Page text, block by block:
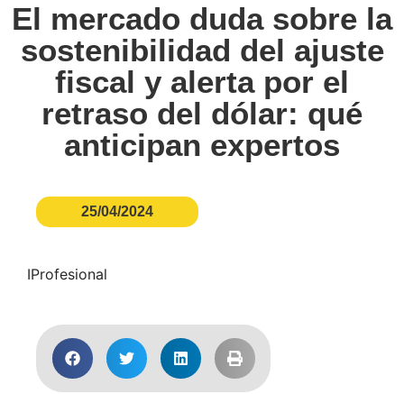
El mercado duda sobre la
sostenibilidad del ajuste
fiscal y alerta por el
retraso del dólar: qué
anticipan expertos
25/04/2024
IProfesional